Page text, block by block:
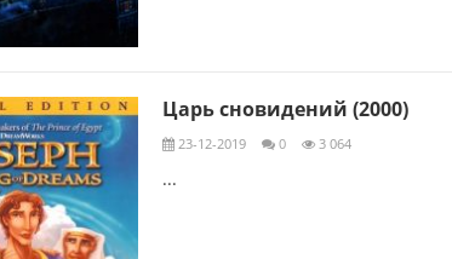
Царь сновидений (2000)
23-12-2019 0 3 064
...